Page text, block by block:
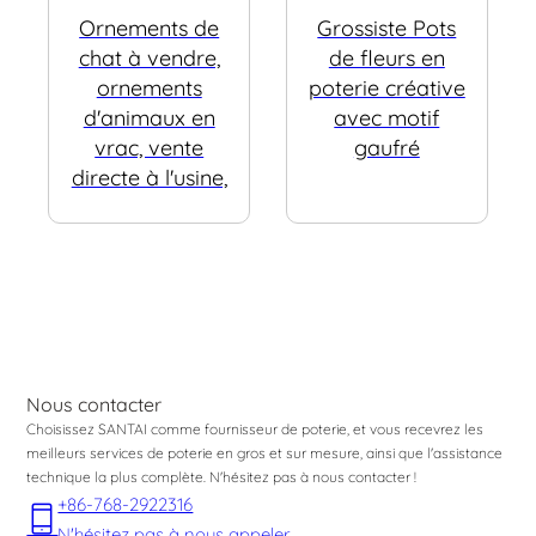
Ornements de
chat à vendre,
ornements
d'animaux en
vrac, vente
directe à l'usine,
Grossiste Pots
de fleurs en
poterie créative
avec motif
gaufré
Nous contacter
Choisissez SANTAI comme fournisseur de poterie, et vous recevrez les
meilleurs services de poterie en gros et sur mesure, ainsi que l'assistance
technique la plus complète. N'hésitez pas à nous contacter !
+86-768-2922316